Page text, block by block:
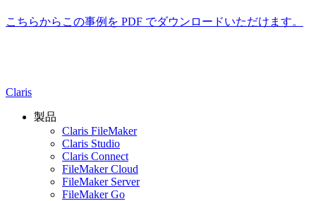
こちらからこの事例を PDF でダウンロードいただけます。
Claris
製品
Claris FileMaker
Claris Studio
Claris Connect
FileMaker Cloud
FileMaker Server
FileMaker Go